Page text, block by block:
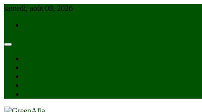
Skip
content
samedi, août 08, 2026